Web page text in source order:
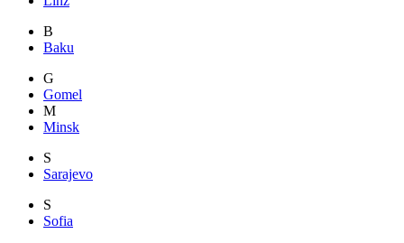
B
Baku
G
Gomel
M
Minsk
S
Sarajevo
S
Sofia